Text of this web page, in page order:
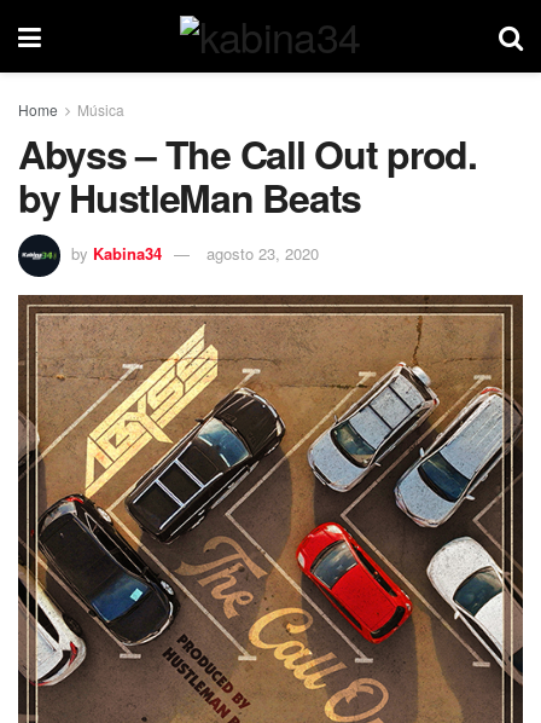
Home Música
Abyss – The Call Out prod.
by HustleMan Beats
by Kabina34 agosto 23, 2020